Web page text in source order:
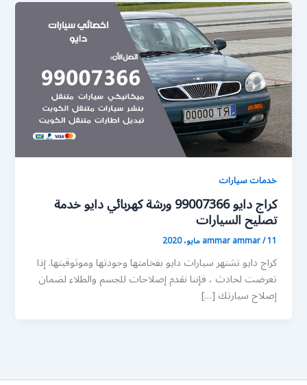
خدمات سيارات
كراج دايو 99007366 ورشة كهربائي دايو خدمة
تصليح السيارات
ammar ammar/11 مايو، 2020
كراج دايو تشتهر سيارات دايو بفخامتها وجودتها وموثوقيتها. إذا
تعرضت لحادث ، فإننا نقدم إصلاحات للجسم والطلاء لضمان
إصلاح سيارتك […]